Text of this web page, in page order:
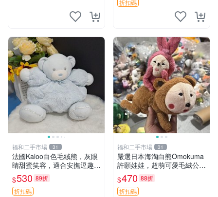
抓rary 搖鈴
折扣碼
福和二手市場 31
法國Kaloo白色毛絨熊，灰眼
睛甜蜜笑容，適合安撫逗趣可
愛，柔軟面料手感佳。14 白
色安撫熊 毛絨玩具 寶寶逗樂
具
$530 89折
折扣碼
福和二手市場 31
嚴選日本海淘白熊Omokuma
許願娃娃，超萌可愛毛絨公仔
推薦收藏 白熊 Omokuma 毛
絨玩具 偽裝娃娃 玩具擺飾
$470 88折
折扣碼